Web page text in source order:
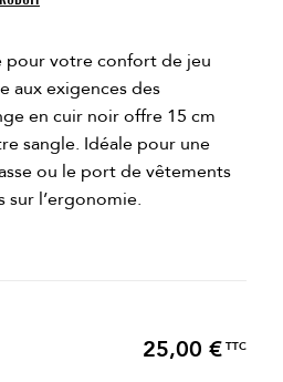
pour votre confort de jeu
aux exigences des
en cuir noir offre 15 cm
sangle. Idéale pour une
ou le port de vêtements
sur l’ergonomie.
Prix
25,00 € TTC